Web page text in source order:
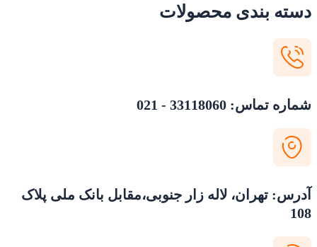
دسته بندی محصولات
شماره تماس: 33118060 - 021
آدرس: تهران، لاله زار جنوبی،مقابل بانک ملی پلاک
108